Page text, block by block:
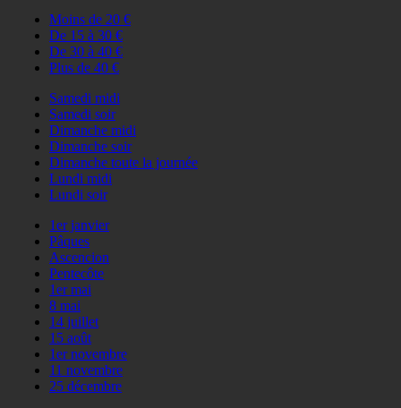
Moins de 20 €
De 15 à 30 €
De 30 à 40 €
Plus de 40 €
Samedi midi
Samedi soir
Dimanche midi
Dimanche soir
Dimanche toute la journée
Lundi midi
Lundi soir
1er janvier
Pâques
Ascencion
Pentecôte
1er mai
8 mai
14 juillet
15 août
1er novembre
11 novembre
25 décembre